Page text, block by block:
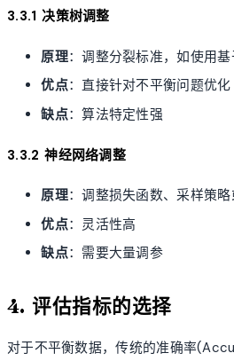
3.3.1 决策树调整
原理：调整分裂标准，如使用
优点：直接针对不平衡问题优化
缺点：算法特定性强
3.3.2 神经网络调整
原理：调整损失函数、采样策
优点：灵活性高
缺点：需要大量调参
4. 评估指标的选择
对于不平衡数据，传统的准确率